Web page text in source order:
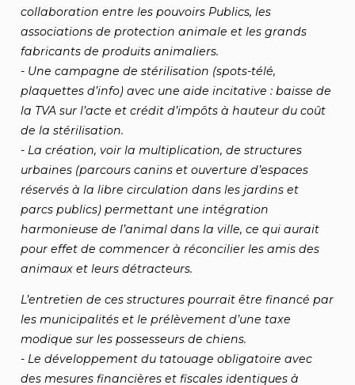
collaboration entre les pouvoirs Publics, les
associations de protection animale et les grands
fabricants de produits animaliers.
- Une campagne de stérilisation (spots-télé,
plaquettes d’info) avec une aide incitative : baisse de
la TVA sur l’acte et crédit d’impôts à hauteur du coût
de la stérilisation.
- La création, voir la multiplication, de structures
urbaines (parcours canins et ouverture d’espaces
réservés à la libre circulation dans les jardins et
parcs publics) permettant une intégration
harmonieuse de l’animal dans la ville, ce qui aurait
pour effet de commencer à réconcilier les amis des
animaux et leurs détracteurs.
L’entretien de ces structures pourrait être financé par
les municipalités et le prélèvement d’une taxe
modique sur les possesseurs de chiens.
- Le développement du tatouage obligatoire avec
des mesures financières et fiscales identiques à